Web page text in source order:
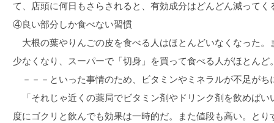
て、店頭に何日もさらされると、有効成分はどんどん減ってく
④良い部分しか食べない習慣
大根の葉やりんごの皮を食べる人はほとんどいなくなった。
少なくなり、スーパーで「切身」を買って食べる人がほとんど
－－－といった事情のため、ビタミンやミネラルが不足がち
「それじゃ近くの薬局でビタミン剤やドリンク剤を飲めばい
度にゴクリと飲んでも効果は一時的だ。また値段も高い。と